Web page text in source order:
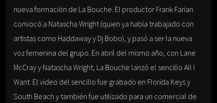
nueva formación de La Bouche. El productor Frank Farian
convocó a Natascha Wright (quien ya había trabajado con
artistas como Haddaway y Dj Bobo), y pasó a ser la nueva
voz femenina del grupo. En abril del mismo año, con Lane
McCray y Natascha Wright, La Bouche lanzó el sencillo All I
Want. El video del sencillo fue grabado en Florida Keys y
South Beach y también fue utilizado para un comercial de